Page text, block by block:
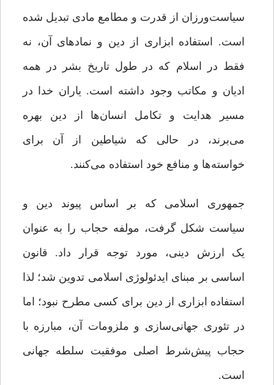
سیاست‌ورزان از قدرت و مطامع مادی تبدیل شده
است. استفاده ابزاری از دین و نمادهای آن،‌ نه
فقط در اسلام که در طول تاریخ بشر در همه
ادیان و مکاتب وجود داشته است. یاران خدا‌ در
مسیر هدایت و تکامل انسان‌ها از دین بهره
می‌برند، در حالی که شیاطین‌ از آن برای
خواسته‌ها و منافع خود استفاده می‌کنند.
جمهوری اسلامی که بر اساس پیوند دین و
سیاست شکل گرفت، مولفه حجاب را به عنوان
یک ارزش دینی، مورد توجه قرار داد. قانون
اساسی بر مبنای ایدئولوژی اسلامی تدوین شد؛ لذا
استفاده ابزاری از دین برای کسی مطرح نبود؛ اما
در تئوری جهانی‌سازی و ملزومات آن، مبارزه با
حجاب پیش‌شرط اصلی موفقیت سلطه جهانی
است.